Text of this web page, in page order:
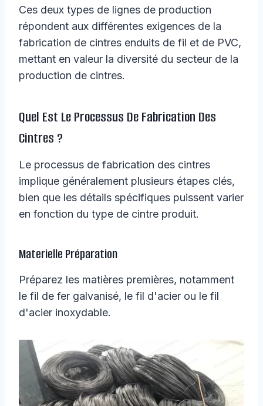
Ces deux types de lignes de production
répondent aux différentes exigences de la
fabrication de cintres enduits de fil et de PVC,
mettant en valeur la diversité du secteur de la
production de cintres.
Quel Est Le Processus De Fabrication Des
Cintres ?
Le processus de fabrication des cintres
implique généralement plusieurs étapes clés,
bien que les détails spécifiques puissent varier
en fonction du type de cintre produit.
Materielle Préparation
Préparez les matières premières, notamment
le fil de fer galvanisé, le fil d'acier ou le fil
d'acier inoxydable.